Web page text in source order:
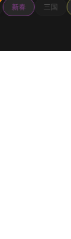
新春 三国